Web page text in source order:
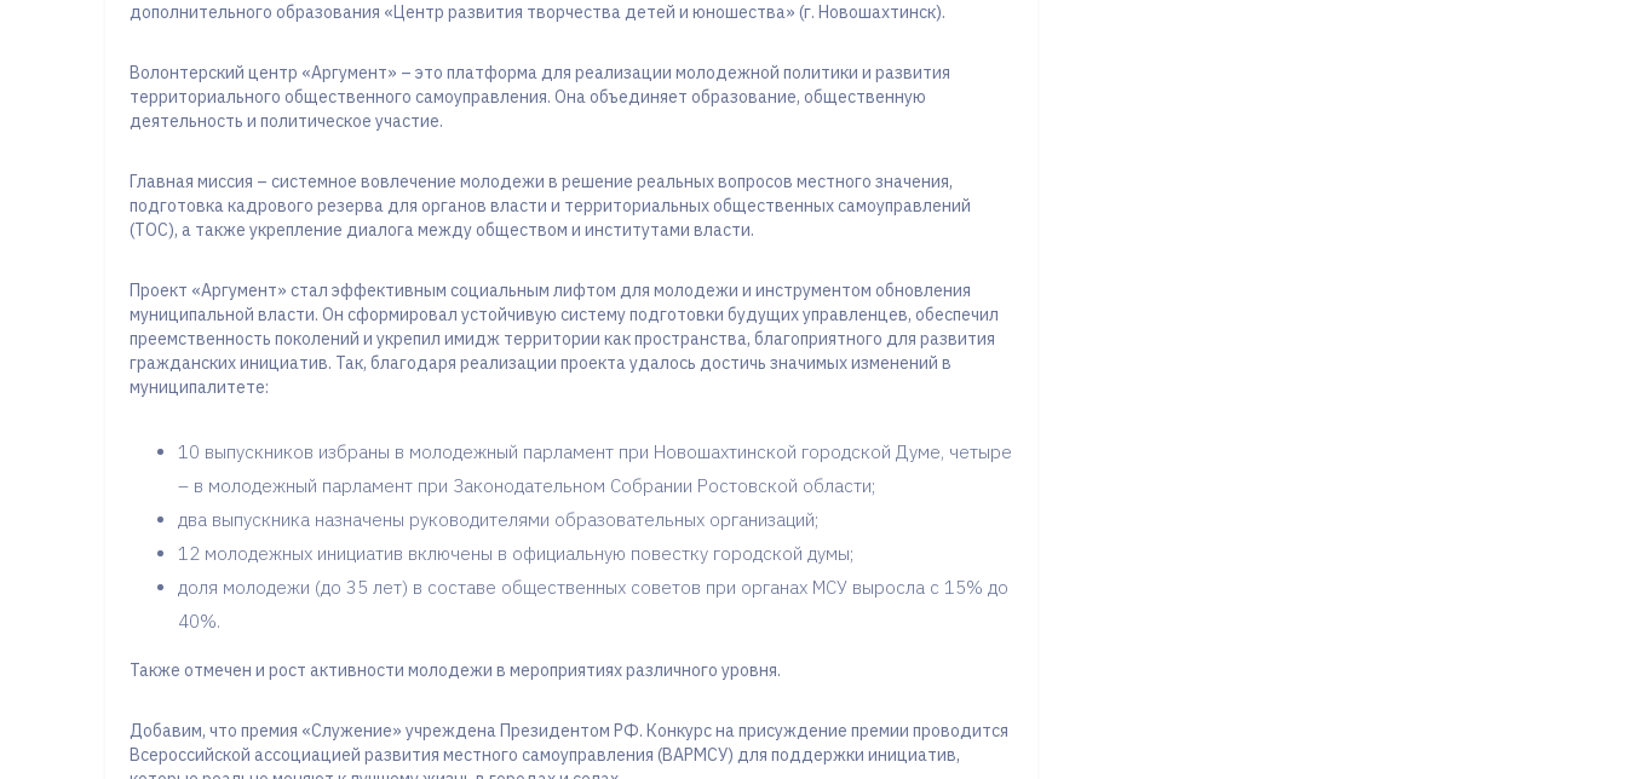
дополнительного образования «Центр развития творчества детей и юношества» (г. Новошахтинск).
Волонтерский центр «Аргумент» – это платформа для реализации молодежной политики и развития
территориального общественного самоуправления. Она объединяет образование, общественную
деятельность и политическое участие.
Главная миссия – системное вовлечение молодежи в решение реальных вопросов местного значения,
подготовка кадрового резерва для органов власти и территориальных общественных самоуправлений
(ТОС), а также укрепление диалога между обществом и институтами власти.
Проект «Аргумент» стал эффективным социальным лифтом для молодежи и инструментом обновления
муниципальной власти. Он сформировал устойчивую систему подготовки будущих управленцев, обеспечил
преемственность поколений и укрепил имидж территории как пространства, благоприятного для развития
гражданских инициатив. Так, благодаря реализации проекта удалось достичь значимых изменений в
муниципалитете:
10 выпускников избраны в молодежный парламент при Новошахтинской городской Думе, четыре
– в молодежный парламент при Законодательном Собрании Ростовской области;
два выпускника назначены руководителями образовательных организаций;
12 молодежных инициатив включены в официальную повестку городской думы;
доля молодежи (до 35 лет) в составе общественных советов при органах МСУ выросла с 15% до
40%.
Также отмечен и рост активности молодежи в мероприятиях различного уровня.
Добавим, что премия «Служение» учреждена Президентом РФ. Конкурс на присуждение премии проводится
Всероссийской ассоциацией развития местного самоуправления (ВАРМСУ) для поддержки инициатив,